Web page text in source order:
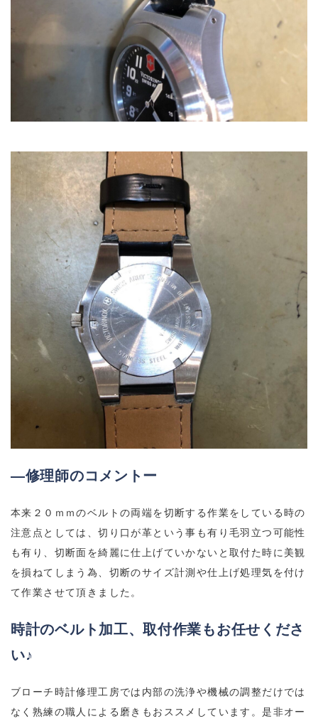
―修理師のコメントー
本来２０ｍｍのベルトの両端を切断する作業をしている時の
注意点としては、切り口が革という事も有り毛羽立つ可能性
も有り、切断面を綺麗に仕上げていかないと取付た時に美観
を損ねてしまう為、切断のサイズ計測や仕上げ処理気を付け
て作業させて頂きました。
時計のベルト加工、取付作業もお任せくださ
い♪
ブローチ時計修理工房では内部の洗浄や機械の調整だけでは
なく熟練の職人による磨きもおススメしています。是非オー